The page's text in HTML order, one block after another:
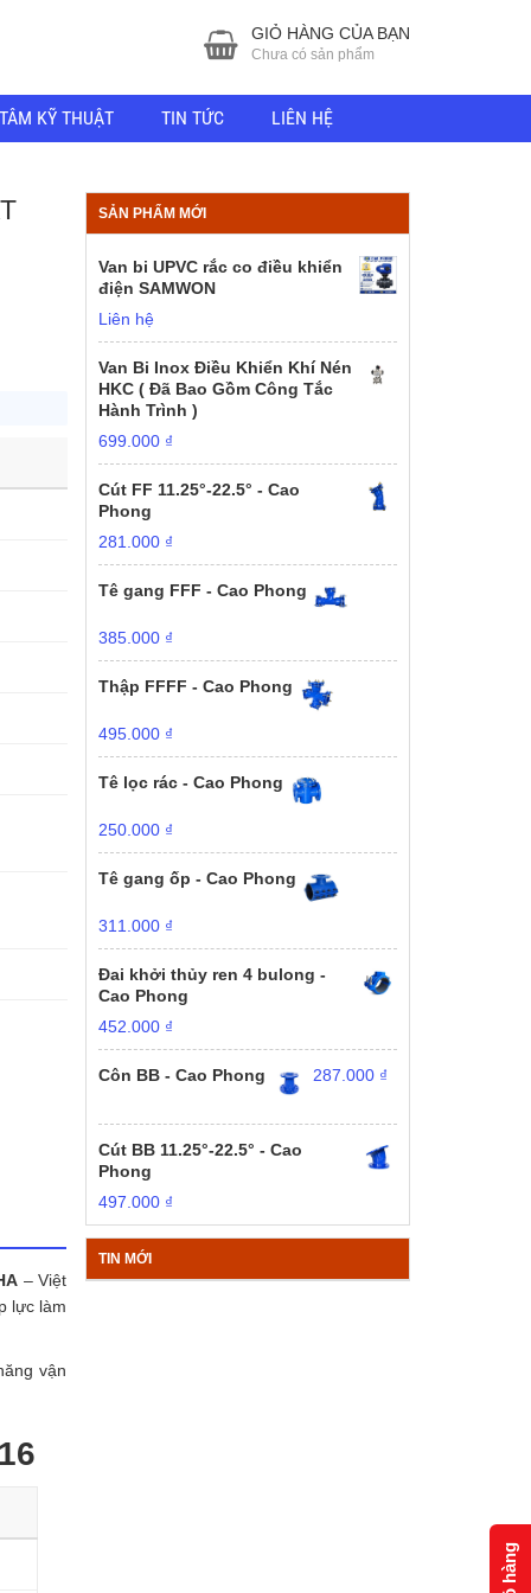
GIỎ HÀNG CỦA BẠN
Chưa có sản phẩm
KỸ THUẬT TIN TỨC LIÊN HỆ
– Việt
lực làm
vận
SẢN PHẨM MỚI
Van bi UPVC rắc co điều khiển
điện SAMWON
Liên hệ
Van Bi Inox Điều Khiển Khí Nén
HKC ( Đã Bao Gồm Công Tắc
Hành Trình )
699.000 ₫
Cút FF 11.25°-22.5° - Cao
Phong
281.000 ₫
Tê gang FFF - Cao Phong
385.000 ₫
Thập FFFF - Cao Phong
495.000 ₫
Tê lọc rác - Cao Phong
250.000 ₫
Tê gang ốp - Cao Phong
311.000 ₫
Đai khởi thủy ren 4 bulong -
Cao Phong
452.000 ₫
Côn BB - Cao Phong 287.000 ₫
Cút BB 11.25°-22.5° - Cao
Phong
497.000 ₫
TIN MỚI